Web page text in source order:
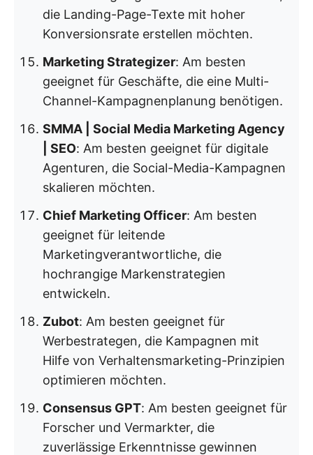
die Landing-Page-Texte mit hoher
Konversionsrate erstellen möchten.
Marketing Strategizer: Am besten
geeignet für Geschäfte, die eine Multi-
Channel-Kampagnenplanung benötigen.
SMMA | Social Media Marketing Agency
| SEO: Am besten geeignet für digitale
Agenturen, die Social-Media-Kampagnen
skalieren möchten.
Chief Marketing Officer: Am besten
geeignet für leitende
Marketingverantwortliche, die
hochrangige Markenstrategien
entwickeln.
Zubot: Am besten geeignet für
Werbestrategen, die Kampagnen mit
Hilfe von Verhaltensmarketing-Prinzipien
optimieren möchten.
Consensus GPT: Am besten geeignet für
Forscher und Vermarkter, die
zuverlässige Erkenntnisse gewinnen